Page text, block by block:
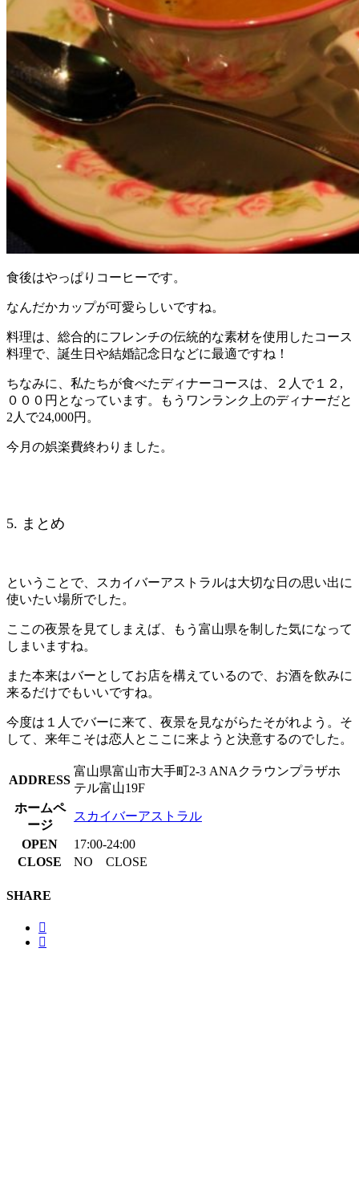
食後はやっぱりコーヒーです。
なんだかカップが可愛らしいですね。
料理は、総合的にフレンチの伝統的な素材を使用したコース
料理で、誕生日や結婚記念日などに最適ですね！
ちなみに、私たちが食べたディナーコースは、２人で１２,
０００円となっています。もうワンランク上のディナーだと
2人で24,000円。
今月の娯楽費終わりました。
5. まとめ
ということで、スカイバーアストラルは大切な日の思い出に
使いたい場所でした。
ここの夜景を見てしまえば、もう富山県を制した気になって
しまいますね。
また本来はバーとしてお店を構えているので、お酒を飲みに
来るだけでもいいですね。
今度は１人でバーに来て、夜景を見ながらたそがれよう。そ
して、来年こそは恋人とここに来ようと決意するのでした。
ADDRESS
富山県富山市大手町2-3 ANAクラウンプラザホ
テル富山19F
ホームペ
ージ
スカイバーアストラル
OPEN
17:00-24:00
CLOSE
NO CLOSE
SHARE